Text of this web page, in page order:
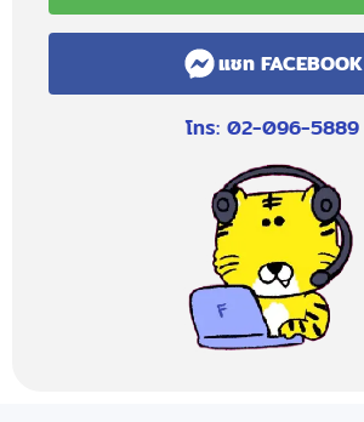
แชท FACEBOOK
โทร: 02-096-5889